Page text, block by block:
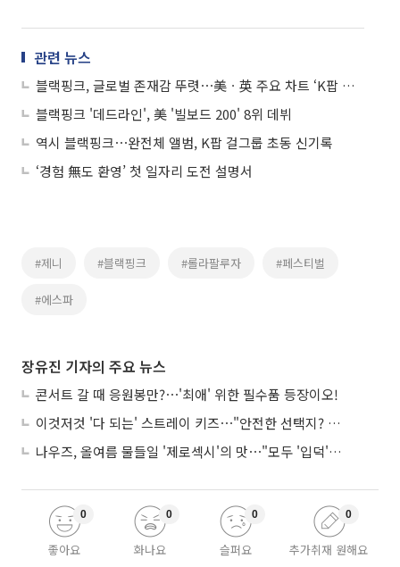
관련 뉴스
블랙핑크, 글로벌 존재감 뚜렷⋯美ㆍ英 주요 차트 ‘K팝 신기록’
블랙핑크 '데드라인', 美 '빌보드 200' 8위 데뷔
역시 블랙핑크⋯완전체 앨범, K팝 걸그룹 초동 신기록
‘경험 無도 환영’ 첫 일자리 도전 설명서
#제니 #블랙핑크 #롤라팔루자 #페스티벌
#에스파
장유진 기자의 주요 뉴스
콘서트 갈 때 응원봉만?⋯'최애' 위한 필수품 등장이오!
이것저것 '다 되는' 스트레이 키즈⋯"안전한 선택지? 도전이 재밌죠"
나우즈, 올여름 물들일 '제로섹시'의 맛⋯"모두 '입덕'시킬 것"
좋아요
0
화나요
0
슬퍼요
0
추가취재 원해요
0